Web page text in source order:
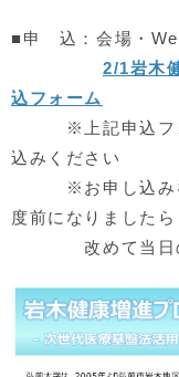
■申 込：会場・
2/1岩木
込フォーム
※上記申込フォ
込みください
※お申し込みを
度前になりましたら
改めて当日の